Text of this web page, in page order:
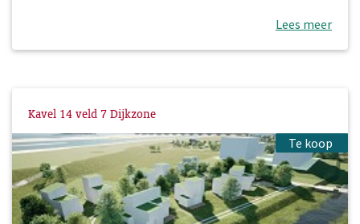
Lees meer
Kavel 14 veld 7 Dijkzone
Te koop